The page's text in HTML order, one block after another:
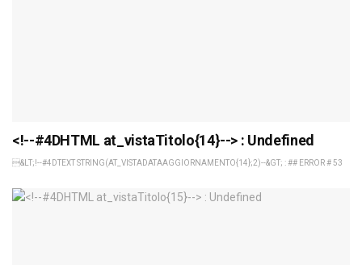
<!--#4DHTML at_vistaTitolo{14}--> : Undefined
&LT;!--#4DTEXT STRING(AT_VISTADATAAGGIORNAMENTO{14};2)--&GT; : ## ERROR # 53